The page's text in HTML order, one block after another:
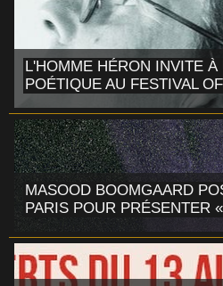
L'HOMME HÉRON INVITE À
POÉTIQUE AU FESTIVAL
MASOOD BOOMGAARD
PARIS POUR PRÉSENTER